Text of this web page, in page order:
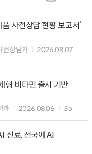
사전상담 현황 보고서’
전상담과
2026.08.07
형 비타민 출시 기반
과 2026.08.06 5p
진료, 전국에 AI